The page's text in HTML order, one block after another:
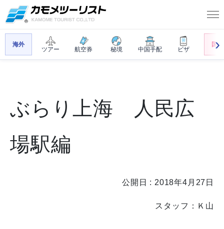
海外
ツアー 航空券 秘境 中国手配 ビザ
国内
ぶらり上海 人民広
場駅編
公開日 : 2018年4月27日
スタッフ：Ｋ山